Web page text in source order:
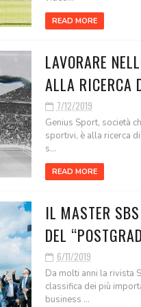
READ MORE
LAVORARE
ALLA RICERCA
7/12/2019
Genius Sport, società
sportivi, è alla ricerca
s...
READ MORE
IL MASTER
DEL
6/11/2019
Da molti anni la rivista
classifica dei più
business ...